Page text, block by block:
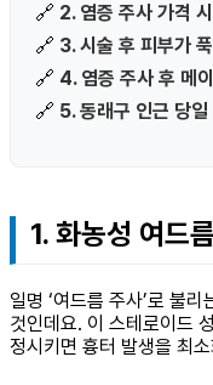
🔗 2. 염증 주사 가격
🔗 3. 시술 후 피부가
🔗 4. 염증 주사 후 메
🔗 5. 동래구 인근 당
1. 화농성 여드
일명 ‘여드름 주사’로 불
것인데요. 이 스테로이드
정시키면 흉터 발생을 최